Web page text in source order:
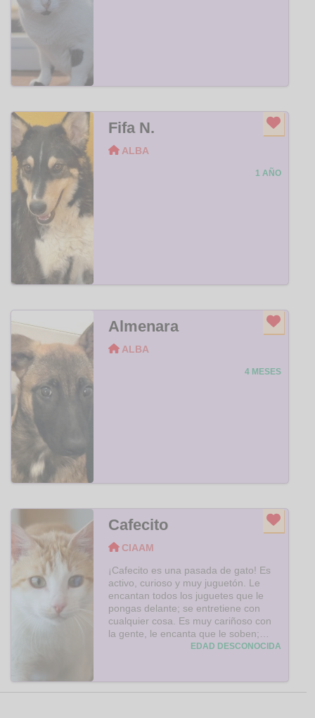
Fifa N.
ALBA
1 AÑO
Almenara
ALBA
4 MESES
Cafecito
CIAAM
¡Cafecito es una pasada de gato! Es
activo, curioso y muy juguetón. Le
encantan todos los juguetes que le
pongas delante; se entretiene con
cualquier cosa. Es muy cariñoso con
la gente, le encanta que le soben;
disfruta jugando panza arriba y parece
para siempre. Ven a conocerlo, no te
defraudará y disfrutarás con él igual
EDAD DESCONOCIDA